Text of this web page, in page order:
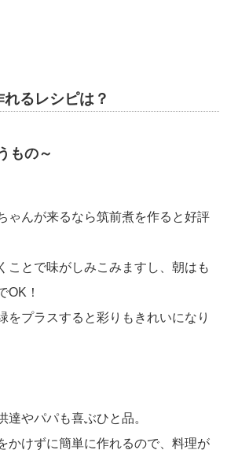
るレシピは？
もの～
ゃんが来るなら筑前煮を作ると好評
ことで味がしみこみますし、朝はも
OK！
をプラスすると彩りもきれいになり
達やパパも喜ぶひと品。
かけずに簡単に作れるので、料理が